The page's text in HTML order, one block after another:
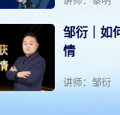
邹衍｜如
情
讲师：邹衍